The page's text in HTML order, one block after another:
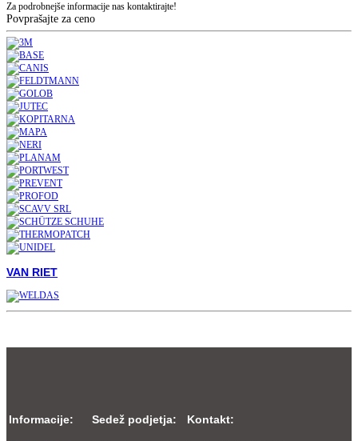
Za podrobnejše informacije nas kontaktirajte!
Povprašajte za ceno
VAN RIET
Informacije: Sedež podjetja: Kontakt: